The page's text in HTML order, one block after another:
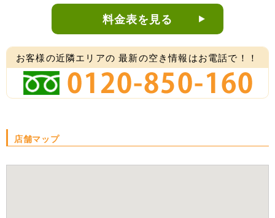
料金表を見る
お客様の近隣エリアの 最新の空き情報はお電話で！！
店舗マップ